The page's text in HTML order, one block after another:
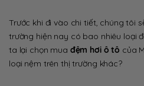
Trước khi đi vào chi tiết, chúng tôi
trường hiện nay có bao nhiêu loại
ta lại chọn mua đệm hơi ô tô của
loại nệm trên thị trường khác?